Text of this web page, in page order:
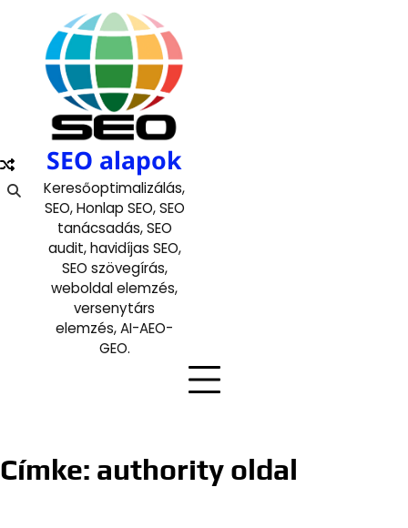
content
SEO alapok
Keresőoptimalizálás,
SEO, Honlap SEO, SEO
tanácsadás, SEO
audit, havidíjas SEO,
SEO szövegírás,
weboldal elemzés,
versenytárs
elemzés, AI-AEO-
GEO.
Címke: authority oldal